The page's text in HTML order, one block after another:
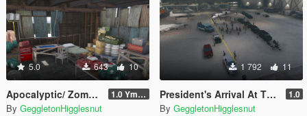
5.0 643 10
Apocalyptic/ Zombie Survivalist Shelter 1.0 Ymap
By GeggletonHigglesnut
1 792 11
President's Arrival At The Airport 1.0
By GeggletonHigglesnut